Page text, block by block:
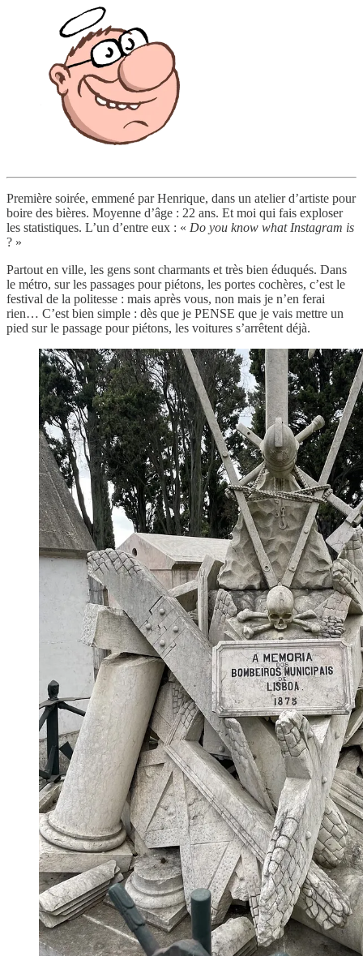
Première soirée, emmené par Henrique, dans un atelier d’artiste pour
boire des bières. Moyenne d’âge : 22 ans. Et moi qui fais exploser
les statistiques. L’un d’entre eux : « Do you know what Instagram is
? »
Partout en ville, les gens sont charmants et très bien éduqués. Dans
le métro, sur les passages pour piétons, les portes cochères, c’est le
festival de la politesse : mais après vous, non mais je n’en ferai
rien… C’est bien simple : dès que je PENSE que je vais mettre un
pied sur le passage pour piétons, les voitures s’arrêtent déjà.